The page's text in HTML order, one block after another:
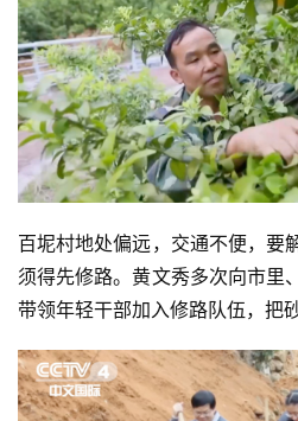
分
类
专
题
列
表
快
讯
更
多
页
百坭村地处偏远，交通不便，要
须得先修路。黄文秀多次向市里
带领年轻干部加入修路队伍，把